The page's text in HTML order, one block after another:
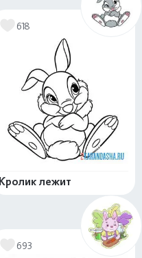
618
Кролик лежит
693